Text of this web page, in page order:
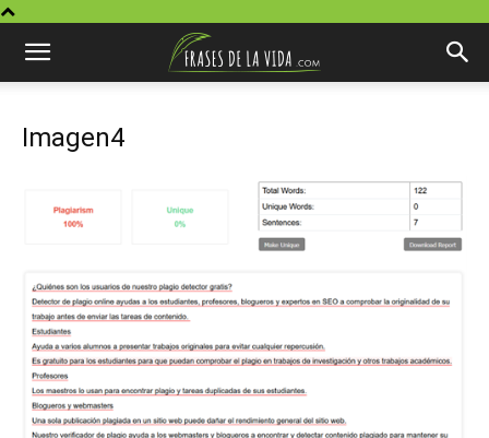
Imagen4